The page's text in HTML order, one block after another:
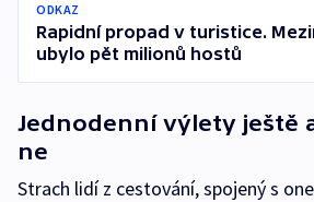
ODKAZ
Rapidní propad v turistice.
ubylo pět milionů hostů
Jednodenní výlety ještě
ne
Strach lidí z cestování, spojený s